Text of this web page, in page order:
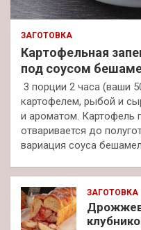
ЗАГОТОВКА
Картофельная
под соусом
3 порции 2 часа (ваши
картофелем, рыбой и
и ароматом. Картофель
отваривается до
вариация соуса
ЗАГОТОВКА